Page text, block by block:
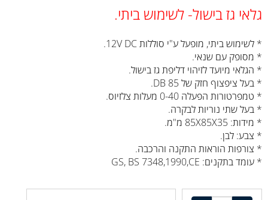
גלאי גז בישול- לשימוש ביתי.
* לשימוש ביתי, מופעל ע"י סוללות 12V DC.
* מסופק עם שנאי.
* הגלאי מיועד לזיהוי דליפת גז בישול.
* בעל ציפצוף חזק של 85 DB.
* טמפרטורות הפעלה 0-40 מעלות צלזיוס.
* בעל שתי נוריות לבקרה.
* מידות: 85X85X35 מ"מ.
* צבע: לבן.
* צורפות הוראות התקנה והרכבה.
* עומד בתקנים: GS, BS 7348,1990,CE